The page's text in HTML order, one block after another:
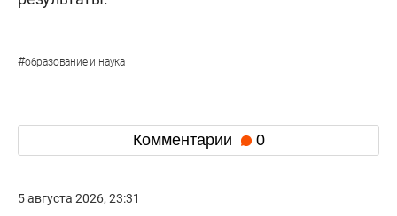
#образование и наука
Комментарии 0
5 августа 2026, 23:31